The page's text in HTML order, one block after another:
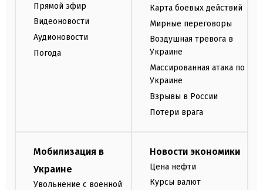
Прямой эфир
Видеоновости
Аудионовости
Погода
Карта боевых действий
Мирные переговоры
Воздушная тревога в
Украине
Массированная атака по
Украине
Взрывы в России
Потери врага
Мобилизация в
Украине
Увольнение с военной
Новости экономики
Цена нефти
Курсы валют